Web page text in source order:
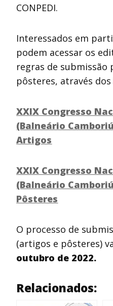
CONPEDI.
Interessados em
podem acessar os
regras de submissão
pôsteres, através dos
XXIX Congresso
(Balneário
Artigos
XXIX Congresso
(Balneário
Pôsteres
O processo de
(artigos e pôsteres)
outubro de 2022.
Relacionados: